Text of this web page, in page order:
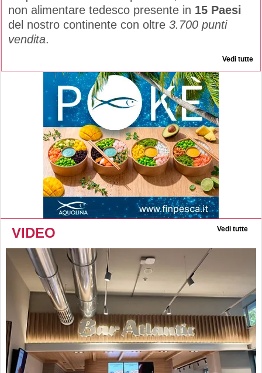
non alimentare tedesco presente in 15 Paesi
del nostro continente con oltre 3.700 punti
vendita.
Vedi tutte
VIDEO Vedi tutte